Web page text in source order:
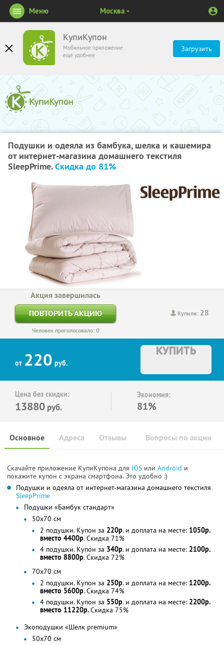
КупиКупон
Мобильное приложение
ещё удобнее
Загрузить
Меню Москва
Подушки и одеяла из бамбука, шелка и кашемира
от интернет-магазина домашнего текстиля
SleepPrime.Скидка до 81%
Купили: 28
Акция завершилась
ПОВТОРИТЬ АКЦИЮ
Человек проголосовало: 0
от 220 руб.
КУПИТЬ
Цена без скидки:
13880 руб.
Экономия:
81%
Основное Отзывы Вопросы по акции
Адреса
Скачайте приложение КупиКупона для IOS или Android и
покажите купон с экрана смартфона. Это удобно :)
Подушки и одеяла от интернет-магазина домашнего текстиля
SleepPrime
Подушки «Бамбук стандарт»
50х70 см
2 подушки. Купон за 220р. и доплата на месте: 1050р.
вместо 4400р. Скидка 71%
4 подушки. Купон за 340р. и доплата на месте: 2100р.
вместо 8800р. Скидка 72%
70х70 см
2 подушки. Купон за 250р. и доплата на месте: 1200р.
вместо 5600р. Скидка 74%
4 подушки. Купон за 550р. и доплата на месте: 2200р.
вместо 11220р.Скидка 75%
Экоподушки «Шелк premium»
50х70 см